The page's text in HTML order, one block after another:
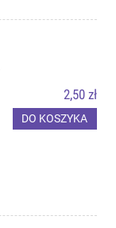
2,50 zł
DO KOSZYKA